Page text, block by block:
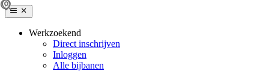
Werkzoekend
Direct inschrijven
Inloggen
Alle bijbanen